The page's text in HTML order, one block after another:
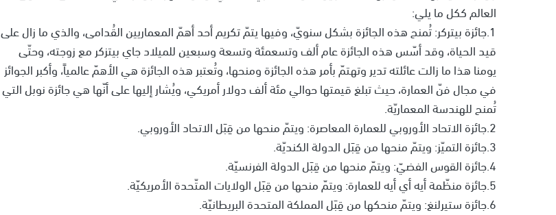
العالم ككل ما يلي:
1.جائزة بيتركر: تُمنح هذه الجائزة بشكل سنويّ، وفيها يتمّ تكريم أحد أهمّ المعماريين القُدامى، والذي ما زال على
قيد الحياة، وقد أسّس هذه الجائزة عام ألف وتسعمئة وتسعة وسبعين للميلاد جاي بيتزكر مع زوجته، وحتّى
يومنا هذا ما زالت عائلته تدير وتهتمّ بأمر هذه الجائزة ومنحها، وتُعتبر هذه الجائزة هي الأهمّ عالمياً، وأكبر الجوائز
في مجال فنّ العمارة، حيث تبلغ قيمتها حوالي مئة ألف دولار أمريكي، ويُشار إليها على أنّها هي جائزة نوبل التي
تُمنح للهندسة المعماريّة.
2.جائزة الاتحاد الأوروبي للعمارة المعاصرة: ويتمّ منحها من قِبَل الاتحاد الأوروبي.
3.جائزة التميّز: ويتمّ منحها من قِبَل الدولة الكنديّة.
4.جائزة القوس الفضيّ: ويتمّ منحها من قِبَل الدولة الفرنسيّة.
5.جائزة منظّمة أيه أي أيه للعمارة: ويتمّ منحها من قِبَل الولايات المتّحدة الأمريكيّة.
6.جائزة ستيرلنغ: ويتمّ منحكها من قِبَل المملكة المتحدة البريطانيّة.